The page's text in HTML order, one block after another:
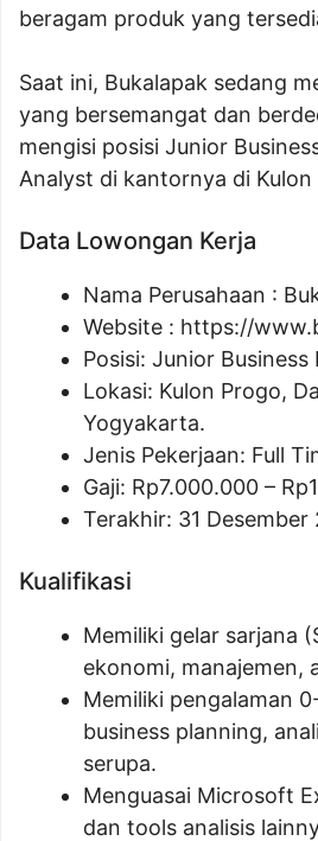
beragam produk yang
Saat ini, Bukalapak sedang
yang bersemangat dan
mengisi posisi Junior
Analyst di kantornya di Kulon
Data Lowongan Kerja
Nama Perusahaan :
Website : https://
Posisi: Junior Business
Lokasi: Kulon Progo,
Yogyakarta.
Jenis Pekerjaan: Full
Gaji: Rp7.000.000 – Rp
Terakhir: 31 Desember
Kualifikasi
Memiliki gelar sarjana
ekonomi, manajemen,
Memiliki pengalaman
business planning,
serupa.
Menguasai Microsoft
dan tools analisis